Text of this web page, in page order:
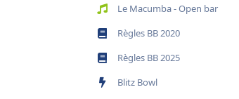
Le Macumba - Open bar
Règles BB 2020
Règles BB 2025
Blitz Bowl